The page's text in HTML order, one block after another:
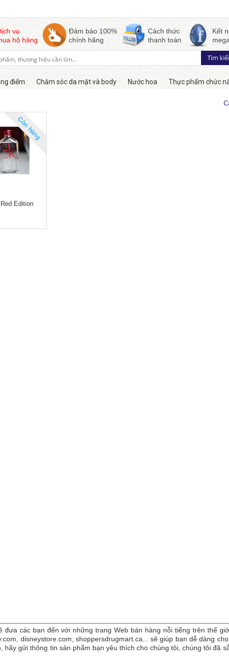
vụ
hộ hàng
Đảm bảo 100%
chính hãng
Cách thức
thanh toán
Kết
điểm Chăm sóc da mặt và body Nước hoa Thực phẩm chức
Còn hàng
Edition
đưa các bạn đến với những trang Web bán hàng nỗi tiếng trên thế
disneystore.com, shoppersdrugmart.ca... sẽ giúp bạn dễ dàng
hãy gửi thông tin sản phẩm bạn yêu thích cho chúng tôi, chúng tôi đã